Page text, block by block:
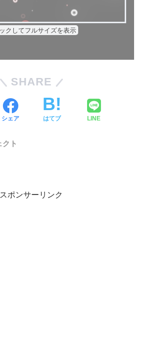
クしてフルサイズを表示
SHARE
シェア はてブ LINE
クト
スポンサーリンク